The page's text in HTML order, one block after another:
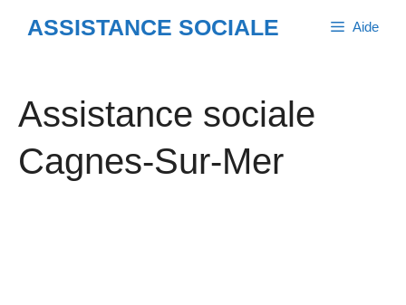
ASSISTANCE SOCIALE Aide
Assistance sociale
Cagnes-Sur-Mer